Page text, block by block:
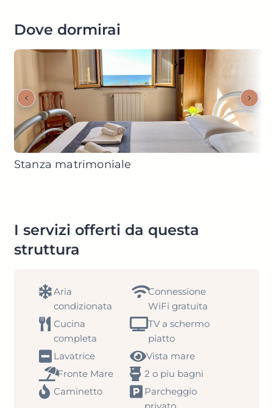
Dove dormirai
Stanza matrimoniale
I servizi offerti da questa
struttura
Aria
condizionata
Connessione
WiFi gratuita
Cucina
completa
TV a schermo
piatto
Lavatrice
Vista mare
Fronte Mare
2 o piu bagni
Caminetto
Parcheggio